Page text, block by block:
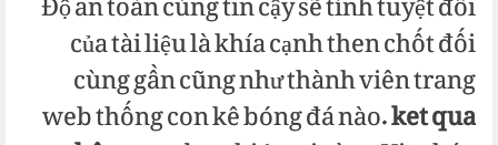
của tài liệu là khía cạnh then chốt đối
cùng gần cũng như thành viên trang
web thống con kê bóng đá nào.ket qua